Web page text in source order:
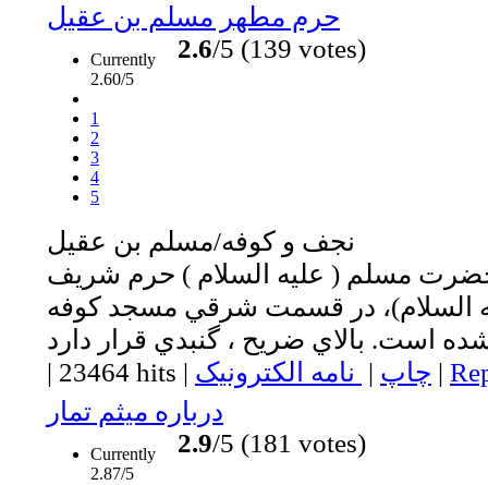
حرم مطهر مسلم بن عقيل
Currently
2.60/5
1
2
3
4
5
2.6/5 (139 votes)
نجف و كوفه/مسلم بن عقيل
مسلم ( عليه السلام ) حرم شريف
در قسمت شرقي مسجد كوفه
| 23464 hits | چاپ | نامه الکترونیک |
درباره ميثم تمار
Currently
2.87/5
2.9/5 (181 votes)